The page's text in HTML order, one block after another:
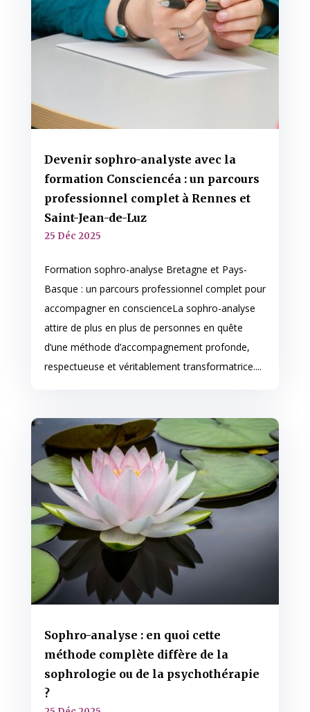
Devenir sophro-analyste avec la
formation Consciencéa : un parcours
professionnel complet à Rennes et
Saint-Jean-de-Luz
25 Déc 2025
Formation sophro-analyse Bretagne et Pays-
Basque : un parcours professionnel complet pour
accompagner en conscienceLa sophro-analyse
attire de plus en plus de personnes en quête
d’une méthode d’accompagnement profonde,
respectueuse et véritablement transformatrice....
Sophro-analyse : en quoi cette
méthode complète diffère de la
sophrologie ou de la psychothérapie
?